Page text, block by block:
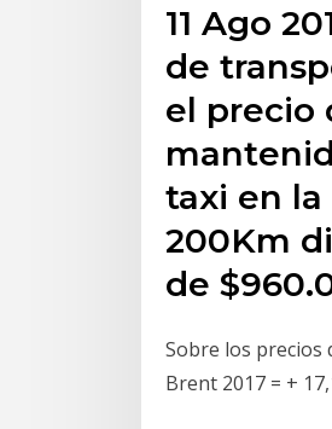
11 Ago
de
el precio
taxi en la
200Km
de
Sobre los precios
Brent 2017 = +